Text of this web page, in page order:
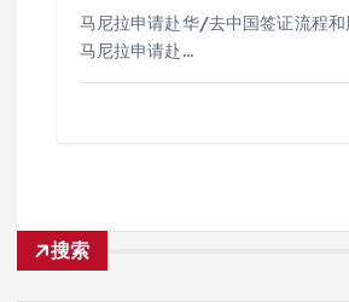
马尼拉申请赴华/去中国签证流程
马尼拉申请赴…
搜索